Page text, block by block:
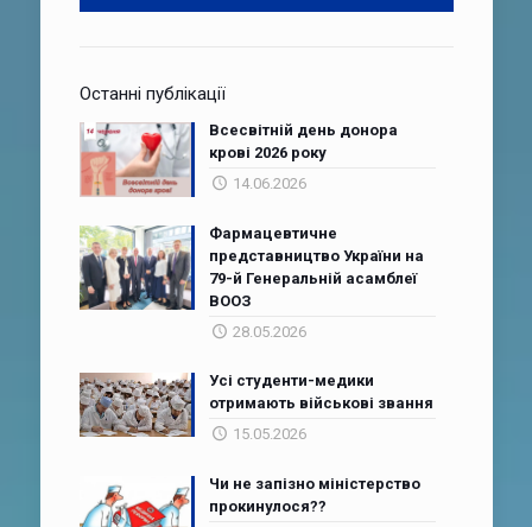
Останні публікації
Всесвітній день донора
крові 2026 року
14.06.2026
Фармацевтичне
представництво України на
79-й Генеральній асамблеї
ВООЗ
28.05.2026
Усі студенти-медики
отримають військові звання
15.05.2026
Чи не запізно міністерство
прокинулося??